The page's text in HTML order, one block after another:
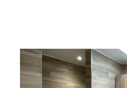
ST DENIS LES REBAIS 77
111,34 m2, 5 pièces
Ref : 25200